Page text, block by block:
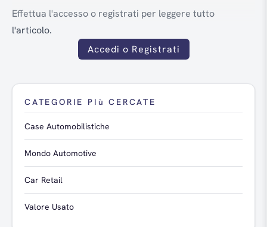
Effettua l'accesso o registrati per leggere tutto
l'articolo.
Accedi o Registrati
CATEGORIE PIù CERCATE
Case Automobilistiche
Mondo Automotive
Car Retail
Valore Usato